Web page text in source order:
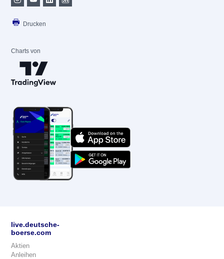
Drucken
Charts von
live.deutsche-
boerse.com
Aktien
Anleihen